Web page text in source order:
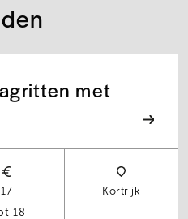
met
17
18
Kortrijk